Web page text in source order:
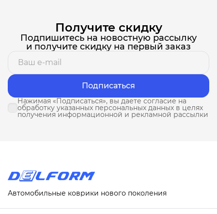
Получите скидку
Подпишитесь на новостную рассылку
и получите скидку на первый заказ
Подписаться
Нажимая «Подписаться», вы даете согласие на
обработку указанных персональных данных в целях
получения информационной и рекламной рассылки
Автомобильные коврики нового поколения